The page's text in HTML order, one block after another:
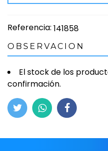
Referencia: 141858
OBSERVACION
El stock de los
confirmación.